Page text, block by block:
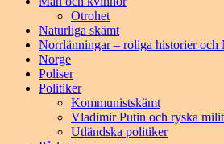
Otrohet
Naturliga skämt
Norrlänningar – roliga historier och
Norge
Poliser
Politiker
Kommunistskämt
Vladimir Putin och ryska
Utländska politiker